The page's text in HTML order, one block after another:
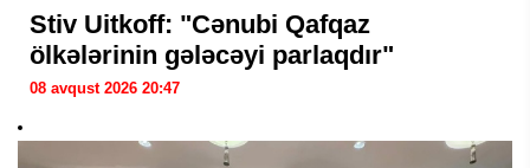
Stiv Uitkoff: "Cənubi Qafqaz
ölkələrinin gələcəyi parlaqdır"
08 avqust 2026 20:47